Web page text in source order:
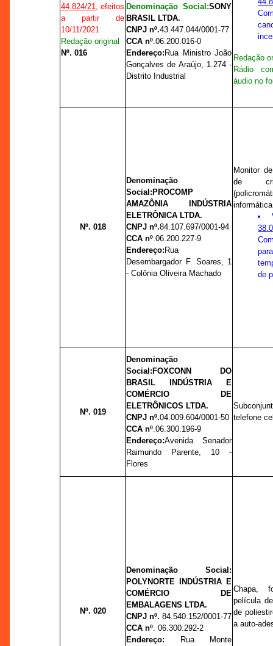
44.824/21, efeitos
a partir de
10/11/2021
Redação original
Nº. 016
Denominação Social:SONY
BRASIL LTDA.
CNPJ nº.43.447.044/0001-77
CCA nº.06.200.016-0
Endereço: Rua Ministro João
Gonçalves de Araújo, 1.274 -
Distrito Industrial
Redação
Rádio
áudio no
Nº. 018
Denominação
Social: PROCOMP
AMAZÔNIA INDÚSTRIA
ELETRÔNICA LTDA.
CNPJ nº.84.107.697/0001-94
CCA nº.06.200.227-9
Endereço: Rua
Desembargador F. Soares, 1
- Colônia Oliveira Machado
Monitor
de
informática
de
Nº. 019
Denominação
Social: FOXCONN DO
BRASIL INDÚSTRIA E
COMÉRCIO DE
ELETRÔNICOS LTDA.
CNPJ nº.04.009.604/0001-50
CCA nº.06.300.196-9
Endereço:Avenida Senador
Raimundo Parente, 10 -
Flores
telefone
Nº. 020
Denominação Social:
POLYNORTE INDÚSTRIA E
COMÉRCIO DE
EMBALAGENS LTDA.
CNPJ nº.84.540.152/0001-77
CCA nº.06.300.292-2
Endereço:
Rua Monte
Chapa,
película
de
a auto-